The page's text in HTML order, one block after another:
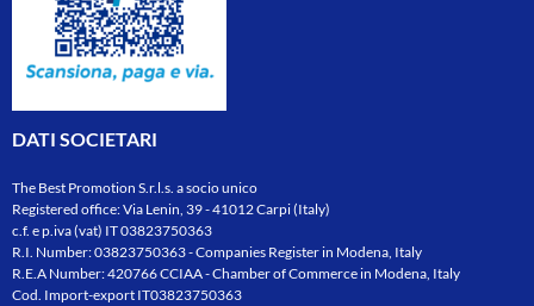
DATI SOCIETARI
The Best Promotion S.r.l.s. a socio unico
Registered office: Via Lenin, 39 - 41012 Carpi (Italy)
c.f. e p.iva (vat) IT 03823750363
R.I. Number: 03823750363 - Companies Register in Modena, Italy
R.E.A Number: 420766 CCIAA - Chamber of Commerce in Modena, Italy
Cod. Import-export IT03823750363